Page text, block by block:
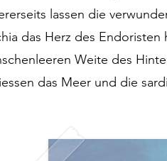
lassen die
das Herz des Endoristen
Weite des
das Meer und die